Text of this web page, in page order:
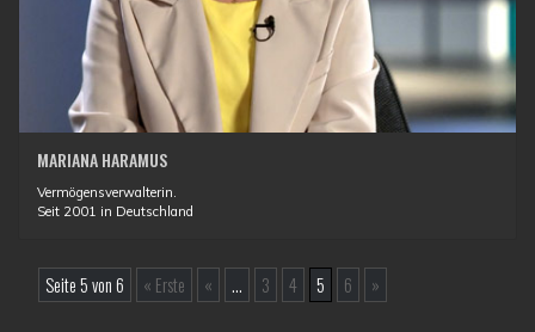
MARIANA HARAMUS
Vermögensverwalterin.
Seit 2001 in Deutschland
Seite 5 von 6 « Erste « ... 3 4 5 6 »